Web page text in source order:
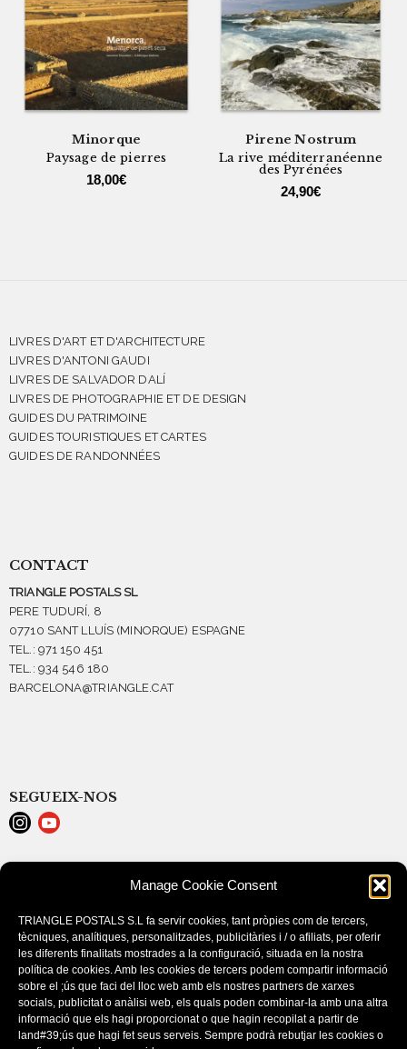
Manage Cookie Consent
TRIANGLE POSTALS S.L fa servir cookies, tant pròpies com de tercers,
tècniques, analítiques, personalitzades, publicitàries i / o afiliats, per oferir
les diferents finalitats mostrades a la configuració, situada en la nostra
política de cookies. Amb les cookies de tercers podem compartir informació
sobre el ;ús que faci del lloc web amb els nostres partners de xarxes
socials, publicitat o anàlisi web, els quals poden combinar-la amb una altra
informació que els hagi proporcionat o que hagin recopilat a partir de
land#39;ús que hagi fet seus serveis. Sempre podrà rebutjar les cookies o
Minorque
Paysage de pierres
18,00€
Pirene Nostrum
La rive méditerranéenne
des Pyrénées
24,90€
LIVRES D'ART ET D'ARCHITECTURE
LIVRES D'ANTONI GAUDI
LIVRES DE SALVADOR DALÍ
LIVRES DE PHOTOGRAPHIE ET DE DESIGN
GUIDES DU PATRIMOINE
GUIDES TOURISTIQUES ET CARTES
GUIDES DE RANDONNÉES
CONTACT
TRIANGLE POSTALS SL
PERE TUDURÍ, 8
07710 SANT LLUÍS (MINORQUE) ESPAGNE
TEL.: 971 150 451
TEL.: 934 546 180
BARCELONA@TRIANGLE.CAT
SEGUEIX-NOS
POLÍTICA DE COOKIES (EU)
CONDITIONS D’ACHAT